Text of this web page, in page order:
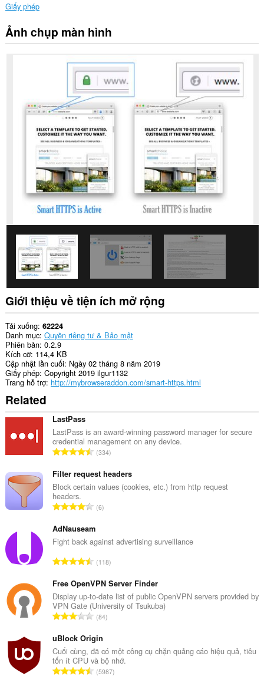
Giấy phép
Tiện
ích
rộng
truy
cập
tab
và
hoạt
động
duyệt
web
của
bạn.
Ảnh chụp màn hình
Giới thiệu về tiện ích mở rộng
Tải xuống 62224
Danh mục Quyền riêng tư & Bảo mật
Phiên bản 0.2.9
Kích cỡ 114,4 KB
Cập nhật lần cuối Ngày 02 tháng 8 năm 2019
Giấy phép Copyright 2019 ilgur1132
Trang hỗ trợ http://mybrowseraddon.com/smart-https.html
Related
LastPass
LastPass is an award-winning password manager for secure
credential management on any device.
T
n
g
ố
ế
p
h
ạ
n
g
:
334
Filter request headers
Block certain values (cookies, etc.) from http request
headers.
T
n
g
ố
ế
p
h
ạ
n
g
:
6
AdNauseam
Fight back against advertising surveillance
T
n
g
s
ố
ế
p
h
ạ
118
Free OpenVPN Server Finder
Display up-to-date list of public OpenVPN servers provided by
VPN Gate (University of Tsukuba)
T
n
g
s
ố
84
uBlock Origin
Cuối cùng, đã có một công cụ chặn quảng cáo hiệu quả, tiêu
tốn ít CPU và bộ nhớ.
T5987